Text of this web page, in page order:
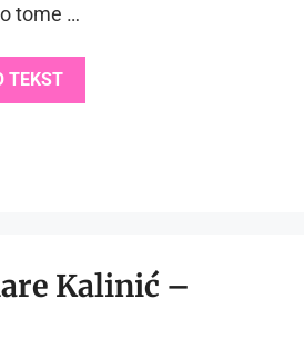
tome …
TEKST
Kalinić –